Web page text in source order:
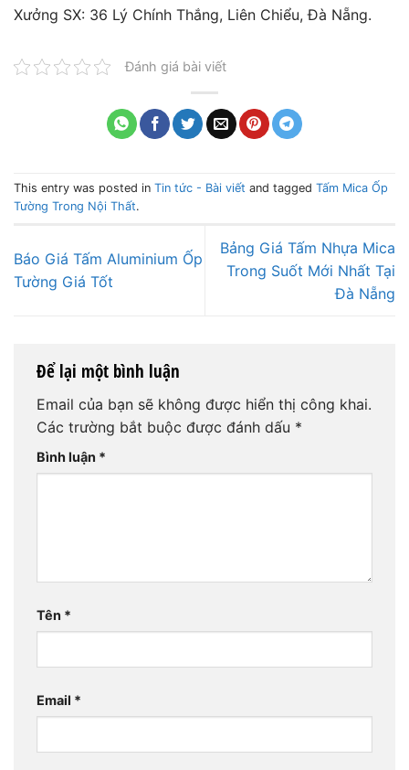
Xưởng SX: 36 Lý Chính Thắng, Liên Chiểu, Đà Nẵng.
Đánh giá bài viết
This entry was posted in Tin tức - Bài viết and tagged Tấm Mica Ốp
Tường Trong Nội Thất.
Báo Giá Tấm Aluminium Ốp
Tường Giá Tốt
Bảng Giá Tấm Nhựa Mica
Trong Suốt Mới Nhất Tại
Đà Nẵng
Để lại một bình luận
Email của bạn sẽ không được hiển thị công khai.
Các trường bắt buộc được đánh dấu *
Bình luận *
Tên *
Email *